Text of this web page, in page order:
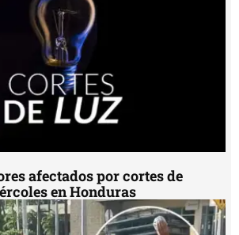
afectados por cortes de
en Honduras